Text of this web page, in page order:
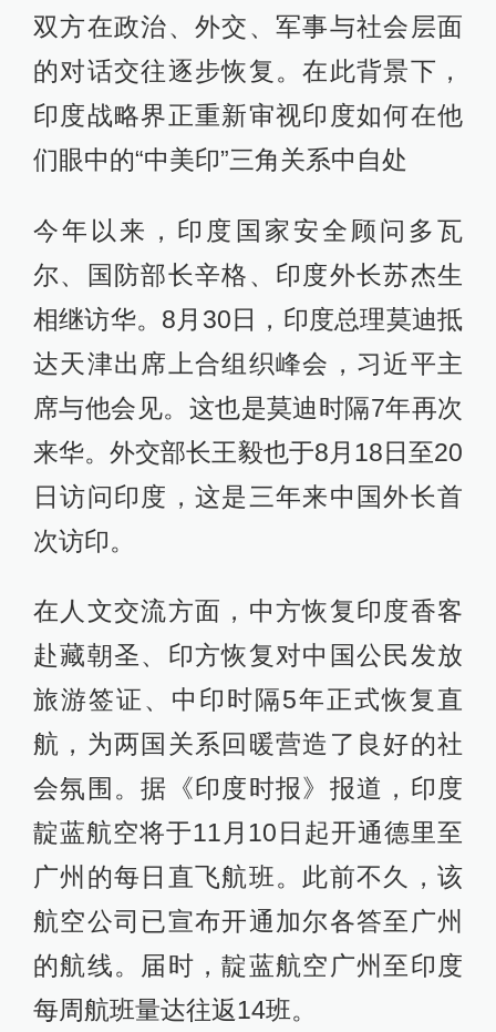
双方在政治、外交、军事与社会层面
的对话交往逐步恢复。在此背景下，
印度战略界正重新审视印度如何在他
们眼中的“中美印”三角关系中自处
今年以来，印度国家安全顾问多瓦
尔、国防部长辛格、印度外长苏杰生
相继访华。8月30日，印度总理莫迪抵
达天津出席上合组织峰会，习近平主
席与他会见。这也是莫迪时隔7年再次
来华。外交部长王毅也于8月18日至20
日访问印度，这是三年来中国外长首
次访印。
在人文交流方面，中方恢复印度香客
赴藏朝圣、印方恢复对中国公民发放
旅游签证、中印时隔5年正式恢复直
航，为两国关系回暖营造了良好的社
会氛围。据《印度时报》报道，印度
靛蓝航空将于11月10日起开通德里至
广州的每日直飞航班。此前不久，该
航空公司已宣布开通加尔各答至广州
的航线。届时，靛蓝航空广州至印度
每周航班量达往返14班。